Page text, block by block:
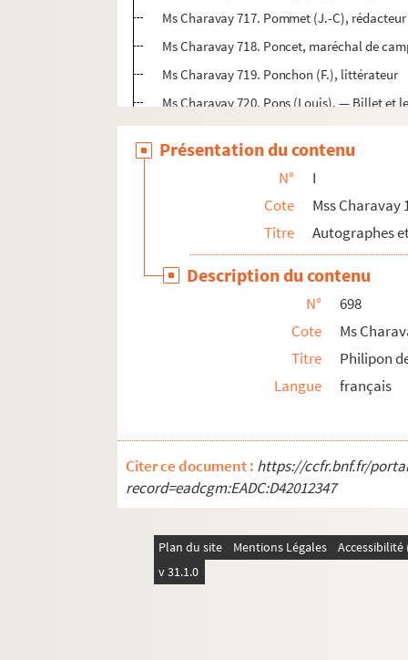
Ms Charavay 717. Pommet (J.-C),
Ms Charavay 718. Poncet, maréchal de
Ms Charavay 719. Ponchon (F.), littérateur
Ms Charavay 720. Pons (Louis). — Billet et
Ms Charavay 721. Pons (André), de
Ms Charavay 722. Ponson, vicaire
Ms Charavay 723. Ponsainpierre
Ms Charavay 724. Pradel (Eugène de),
Ms Charavay 725. Prandière (Maurice de),
Ms Charavay 726. Préaud (Paul), homme
Ms Charavay 727. Précy (Louis-François
Ms Charavay 728. Pressavin (Jean-
Ms Charavay 729. Professeurs du collège
Ms Charavay 730. Prony (Gaspard-Clair-
Ms Charavay 732. Prost de
Ms Charavay 733. Prost de Royer
Ms Charavay 734. Provence, directeur des
Ms Charavay 736. Prunelle (Dr
Clément-
Ms Charavay 737. Puget (Louis de),
Présentation du contenu
N°
I
Cote
Mss Charavay
Titre
Autographes
Description du contenu
N°
698
Cote
Ms
Titre
Philipon
Langue
français
Citer ce document : https://ccfr.bnf.fr/
record=eadcgm:EADC:D42012347
Plan du site Mentions Légales
v 31.1.0